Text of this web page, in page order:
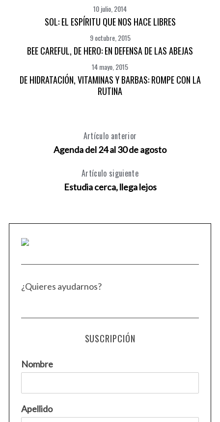
10 julio, 2014
SOL: EL ESPÍRITU QUE NOS HACE LIBRES
9 octubre, 2015
BEE CAREFUL, DE HERO: EN DEFENSA DE LAS ABEJAS
14 mayo, 2015
DE HIDRATACIÓN, VITAMINAS Y BARBAS: ROMPE CON LA
RUTINA
Artículo anterior
Agenda del 24 al 30 de agosto
Artículo siguiente
Estudia cerca, llega lejos
¿Quieres ayudarnos?
SUSCRIPCIÓN
Nombre
Apellido
a
r
f
o